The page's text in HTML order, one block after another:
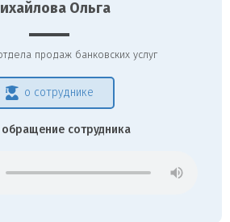
Ольга
продаж банковских услуг
о сотруднике
обращение сотрудника